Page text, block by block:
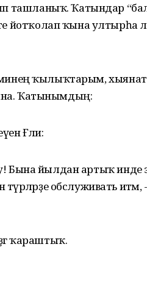
ташланыҡ. Ҡатындар
йотҡолап ҡына ултырһа ла,
минең ҡылыҡтарым,
Ҡатынымдың:
Ғәлиә:
Бына йылдан артыҡ инде
обслуживать
ҡараштыҡ.